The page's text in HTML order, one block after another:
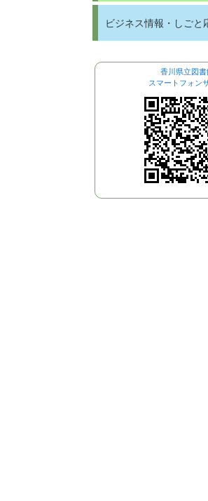
ビジネス情報・しごと
香川県立図書
スマートフォン